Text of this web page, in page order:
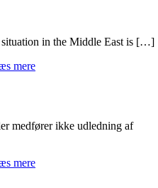
situation in the Middle East is […]
mere
medfører ikke udledning af
mere